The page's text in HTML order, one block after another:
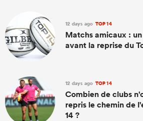
12 days ago TOP 14
Matchs amicaux :
avant la reprise du
12 days ago TOP 14
Combien de clubs
repris le chemin de
14 ?